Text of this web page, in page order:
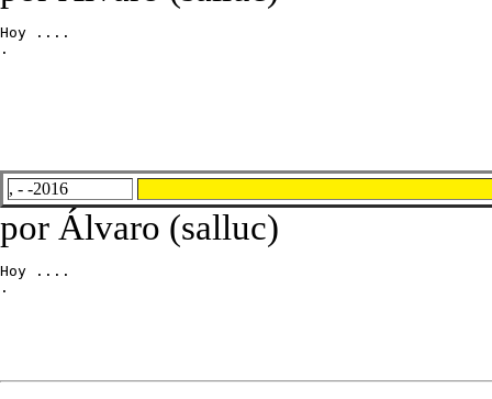
Hoy ....
.
, - -2016
por Álvaro (salluc)
Hoy ....
.